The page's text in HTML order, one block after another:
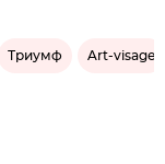
Триумф Art-visage